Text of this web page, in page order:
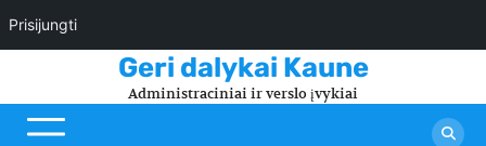
Prisijungti
content
Geri dalykai Kaune
Administraciniai ir verslo įvykiai